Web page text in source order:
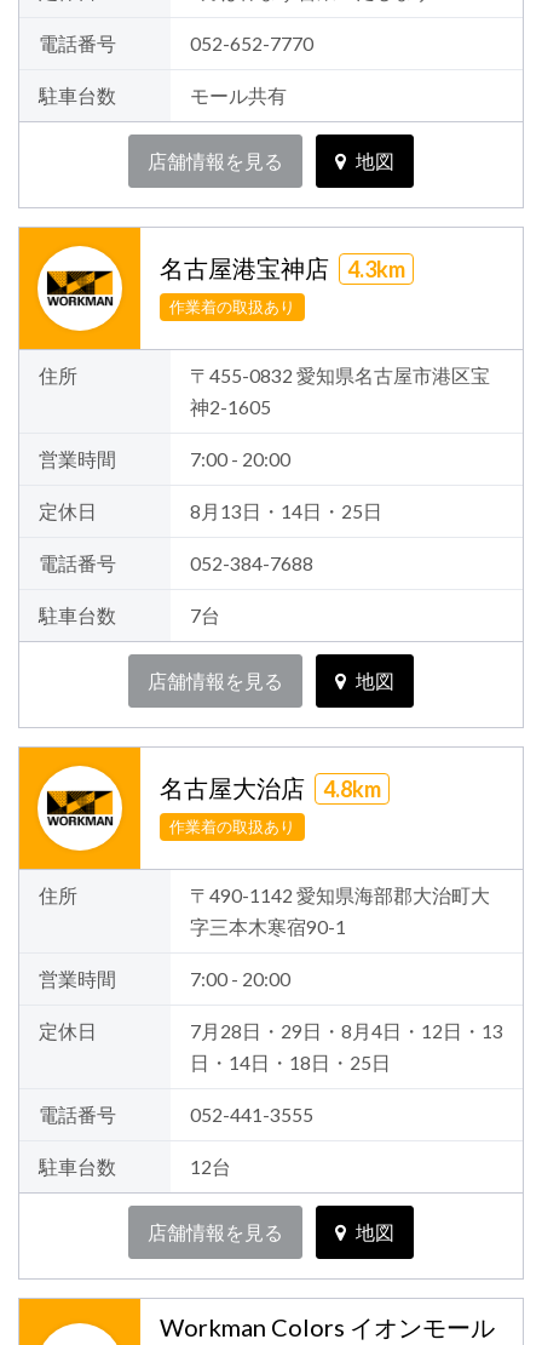
電話番号 052-652-7770
駐車台数 モール共有
店舗情報を見る 地図
名古屋港宝神店 4.3km
作業着の取扱あり
住所
〒455-0832 愛知県名古屋市港区宝
神2-1605
営業時間 7:00 - 20:00
定休日 8月13日・14日・25日
電話番号 052-384-7688
駐車台数 7台
店舗情報を見る 地図
名古屋大治店 4.8km
作業着の取扱あり
住所
〒490-1142 愛知県海部郡大治町大
字三本木寒宿90-1
営業時間 7:00 - 20:00
定休日
7月28日・29日・8月4日・12日・13
日・14日・18日・25日
電話番号 052-441-3555
駐車台数 12台
店舗情報を見る 地図
Workman Colors イオンモール